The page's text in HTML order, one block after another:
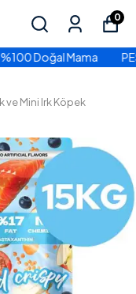
0
PEŞİN FİYATINA 3
ve Mini Irk Köpek